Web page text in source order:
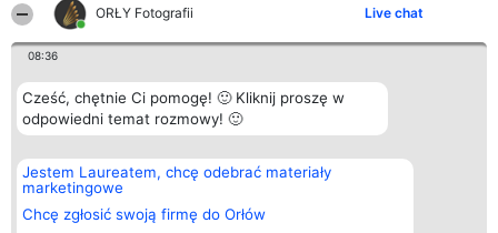
ORŁY Fotografii Live chat
08:36
Cześć, chętnie Ci pomogę! 🙂 Kliknij proszę w
odpowiedni temat rozmowy! 🙂
Jestem Laureatem, chcę odebrać materiały
marketingowe
Chcę zgłosić swoją firmę do Orłów
Organizator plebiscytu
Bright Side Solutions sp. z o.
o. sp. k.
ul. Ruska 22
Wrocław 50-079
Plebiscyt
Laureaci
wszystkich
Laureatów
Kontakt
Kontakt